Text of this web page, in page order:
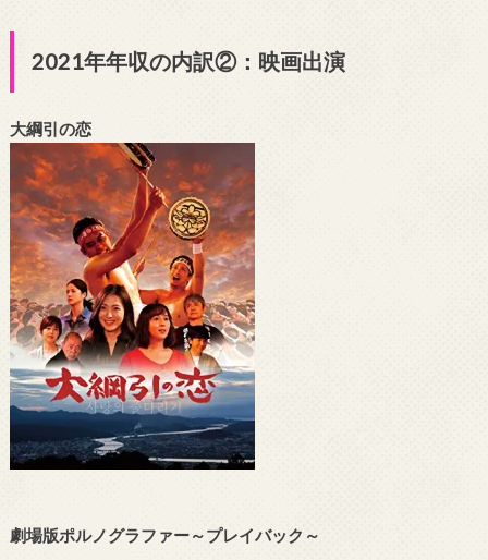
2021年年収の内訳②：映画出演
大綱引の恋
劇場版ポルノグラファー～プレイバック～